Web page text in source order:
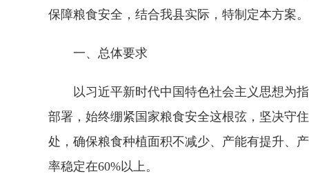
保障粮食安全，结合我县实际，特制定本方案。
一、总体要求
以习近平新时代中国特色社会主义思想为指
部署，始终绷紧国家粮食安全这根弦，坚决守
处，确保粮食种植面积不减少、产能有提升、
率稳定在60%以上。